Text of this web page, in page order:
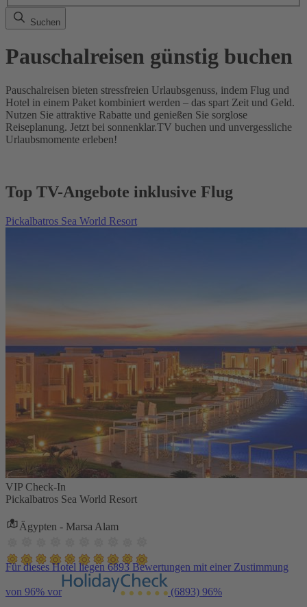
Suchen
Pauschalreisen günstig buchen
Pauschalreisen bieten stressfreien Urlaubsgenuss, indem Flug und
Hotel in einem Paket kombiniert werden – das spart Zeit und Geld.
Nutzen Sie attraktive Rabatte und genießen Sie sorglose
Reiseplanung. Jetzt bei sonnenklar.TV buchen und unvergessliche
Urlaubsmomente erleben!
Top TV-Angebote inklusive Flug
Pickalbatros Sea World Resort
VIP Check-In
Pickalbatros Sea World Resort
Ägypten - Marsa Alam
Für dieses Hotel liegen 6893 Bewertungen mit einer Zustimmung
von 96% vor (6893) 96%